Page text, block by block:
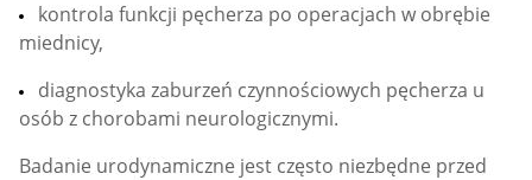
kontrola funkcji pęcherza po operacjach w obrębie
miednicy,
diagnostyka zaburzeń czynnościowych pęcherza u
osób z chorobami neurologicznymi.
Badanie urodynamiczne jest często niezbędne przed